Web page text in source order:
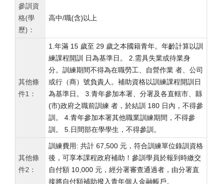
參訓資
格(學
歷)：
高中/職(含)以上
其他條
件1：
1.年滿 15 歲至 29 歲之本國籍青年。年齡計算以訓
練課程開訓 日為基準日。 2.需具失業或待業身
分。訓練期間不得為在職勞工、自營作業 者、公司
或行（商）號負責人。補助資格以訓練課程開訓日
為基準日。 3.青年參加本署、分署及各直轄市、縣
(市)政府之職前訓練 者，於結訓 180 日內，不得參
訓。 4.青年參加本署其他職業訓練期間，不得參
訓。 5.日間部在學學生，不得參訓。
其他條
件2：
訓練費用: 共計 67,500 元，符合訓練單位錄訓資格
後，可享本課程政府補助！參訓學員於報到時繳交
自付額 10,000 元，經分署審查通過者，由分署直
接將自付額補助撥入青年個人金融帳戶。